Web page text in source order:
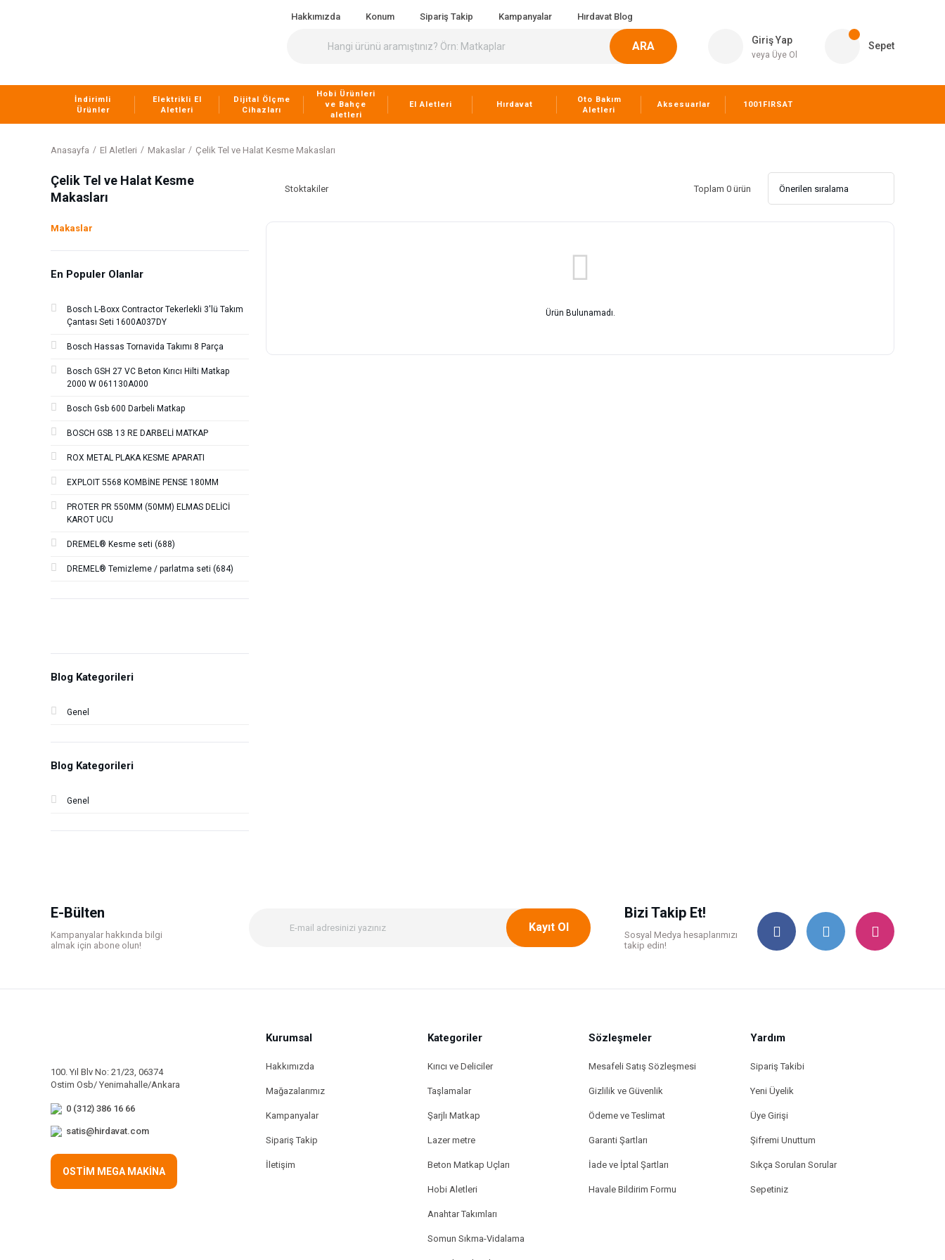
Hakkımızda Konum Sipariş Takip Kampanyalar Hırdavat Blog
ARA Giriş Yap
veya Üye Ol
Sepet
İndirimli
Ürünler
Elektrikli El
Aletleri
Dijital Ölçme
Cihazları
Hobi Ürünleri
ve Bahçe
aletleri
El Aletleri Hırdavat
Oto Bakım
Aletleri
Aksesuarlar 1001FIRSAT
Anasayfa El Aletleri Makaslar Çelik Tel ve Halat Kesme Makasları
Çelik Tel ve Halat Kesme
Makasları
Makaslar
En Populer Olanlar
Bosch L-Boxx Contractor Tekerlekli 3'lü Takım
Çantası Seti 1600A037DY
Bosch Hassas Tornavida Takımı 8 Parça
Bosch GSH 27 VC Beton Kırıcı Hilti Matkap
2000 W 061130A000
Bosch Gsb 600 Darbeli Matkap
BOSCH GSB 13 RE DARBELİ MATKAP
ROX METAL PLAKA KESME APARATI
EXPLOIT 5568 KOMBİNE PENSE 180MM
PROTER PR 550MM (50MM) ELMAS DELİCİ
KAROT UCU
DREMEL® Kesme seti (688)
DREMEL® Temizleme / parlatma seti (684)
Blog Kategorileri
Genel
Blog Kategorileri
Genel
Stoktakiler Toplam 0 ürün
Ürün Bulunamadı.
E-Bülten
Kampanyalar hakkında bilgi
almak için abone olun!
Kayıt Ol
Bizi Takip Et!
Sosyal Medya hesaplarımızı
takip edin!
100. Yıl Blv No: 21/23, 06374
Ostim Osb/ Yenimahalle/Ankara
0 (312) 386 16 66
satis@hirdavat.com
OSTİM MEGA MAKİNA
Kurumsal
Hakkımızda
Mağazalarımız
Kampanyalar
Sipariş Takip
İletişim
Kategoriler
Kırıcı ve Deliciler
Taşlamalar
Şarjlı Matkap
Lazer metre
Beton Matkap Uçları
Hobi Aletleri
Anahtar Takımları
Somun Sıkma-Vidalama
Sözleşmeler
Mesafeli Satış Sözleşmesi
Gizlilik ve Güvenlik
Ödeme ve Teslimat
Garanti Şartları
İade ve İptal Şartları
Havale Bildirim Formu
Yardım
Sipariş Takibi
Yeni Üyelik
Üye Girişi
Şifremi Unuttum
Sıkça Sorulan Sorular
Sepetiniz